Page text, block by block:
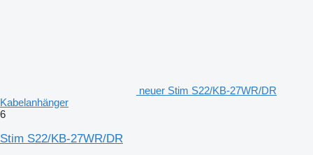
neuer Stim S22/KB-27WR/DR
Kabelanhänger
6
Stim S22/KB-27WR/DR